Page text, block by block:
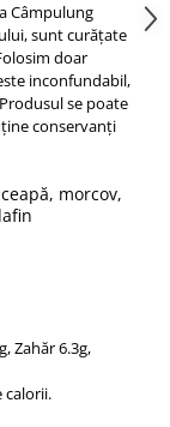
Câmpulung
sunt curățate
doar
inconfundabil,
Produsul se poate
conservanți
morcov,
Zahăr 6.3g,
calorii.